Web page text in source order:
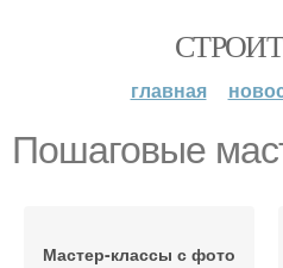
главная
Пошаговые
Мастер-классы с фото